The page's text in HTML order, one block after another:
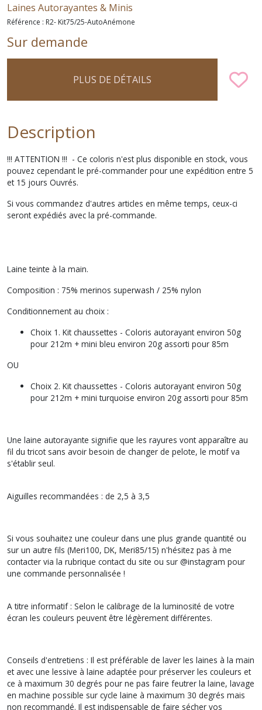
Laines Autorayantes & Minis
Référence : R2- Kit75/25-AutoAnémone
Sur demande
PLUS DE DÉTAILS
Description
!!! ATTENTION !!! - Ce coloris n'est plus disponible en stock, vous
pouvez cependant le pré-commander pour une expédition entre 5
et 15 jours Ouvrés.
Si vous commandez d'autres articles en même temps, ceux-ci
seront expédiés avec la pré-commande.
Laine teinte à la main.
Composition : 75% merinos superwash / 25% nylon
Conditionnement au choix :
Choix 1. Kit chaussettes - Coloris autorayant environ 50g
pour 212m + mini bleu environ 20g assorti pour 85m
OU
Choix 2. Kit chaussettes - Coloris autorayant environ 50g
pour 212m + mini turquoise environ 20g assorti pour 85m
Une laine autorayante signifie que les rayures vont apparaître au
fil du tricot sans avoir besoin de changer de pelote, le motif va
s'établir seul.
Aiguilles recommandées : de 2,5 à 3,5
Si vous souhaitez une couleur dans une plus grande quantité ou
sur un autre fils (Meri100, DK, Meri85/15) n'hésitez pas à me
contacter via la rubrique contact du site ou sur @instagram pour
une commande personnalisée !
A titre informatif : Selon le calibrage de la luminosité de votre
écran les couleurs peuvent être légèrement différentes.
Conseils d'entretiens : Il est préférable de laver les laines à la main
et avec une lessive à laine adaptée pour préserver les couleurs et
ce à maximum 30 degrés pour ne pas faire feutrer la laine, lavage
en machine possible sur cycle laine à maximum 30 degrés mais
non recommandé. Il est indispensable de faire sécher vos